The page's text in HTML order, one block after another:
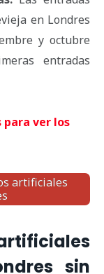
en Londres
y octubre
entradas
para ver los
artificiales
sin